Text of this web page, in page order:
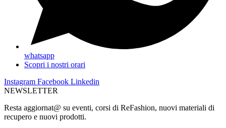
whatsapp
Scopri i nostri orari
Instagram Facebook Linkedin
NEWSLETTER
Resta aggiornat@ su eventi, corsi di ReFashion, nuovi materiali di
recupero e nuovi prodotti.